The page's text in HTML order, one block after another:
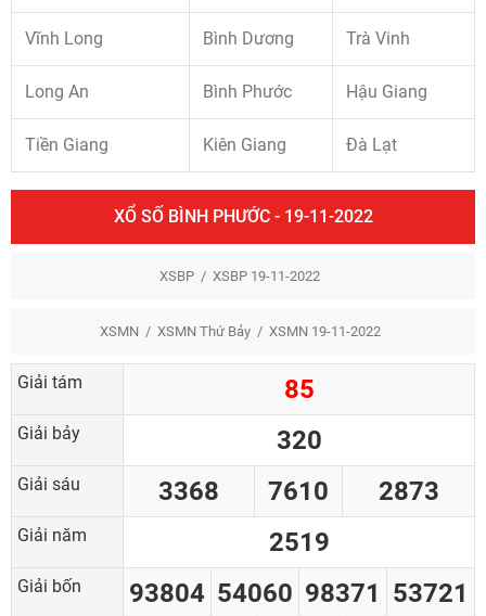
Vĩnh Long Bình Dương Trà Vinh
Long An Bình Phước Hậu Giang
Tiền Giang Kiên Giang Đà Lạt
XỔ SỐ BÌNH PHƯỚC - 19-11-2022
XSBP XSBP 19-11-2022
XSMN XSMN Thứ Bảy XSMN 19-11-2022
Giải tám 85
Giải bảy 320
Giải sáu 3368 7610 2873
Giải năm 2519
Giải bốn 93804 54060 98371 53721